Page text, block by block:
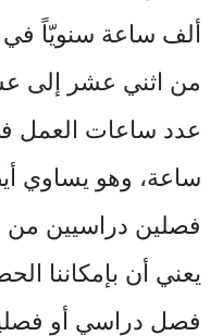
ألف ساعة سنويّاً في
من اثني عشر إلى
عدد ساعات العمل
ساعة، وهو يساوي
فصلين دراسيين من
يعني أن بإمكاننا
فصل دراسي أو